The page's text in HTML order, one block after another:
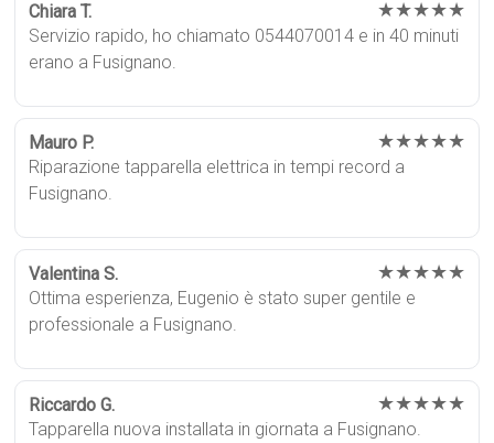
Chiara T. ★★★★★
Servizio rapido, ho chiamato 0544070014 e in 40 minuti
erano a Fusignano.
Mauro P. ★★★★★
Riparazione tapparella elettrica in tempi record a
Fusignano.
Valentina S. ★★★★★
Ottima esperienza, Eugenio è stato super gentile e
professionale a Fusignano.
Riccardo G. ★★★★★
Tapparella nuova installata in giornata a Fusignano.